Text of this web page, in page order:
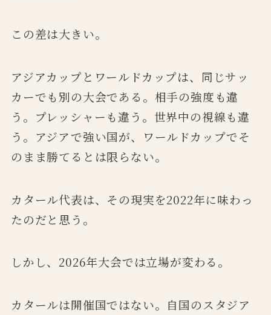
この差は大きい。
アジアカップとワールドカップは、同じサッ
カーでも別の大会である。相手の強度も違
う。プレッシャーも違う。世界中の視線も違
う。アジアで強い国が、ワールドカップでそ
のまま勝てるとは限らない。
カタール代表は、その現実を2022年に味わっ
たのだと思う。
しかし、2026年大会では立場が変わる。
カタールは開催国ではない。自国のスタジア